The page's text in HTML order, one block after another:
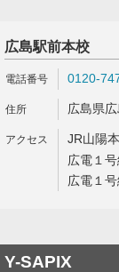
広島駅前本校
0120-
広島県
JR山陽
広電１
広電１
Y-SAPIX